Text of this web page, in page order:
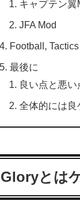
キャプテン翼
JFA Mod
Football,
最後に
良い点と悪い
全体的には良
とは